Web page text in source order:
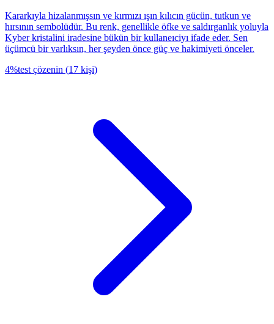
Kararkıyla hizalanmışsın ve kırmızı ışın kılıcın gücün, tutkun ve
hırsının sembolüdür. Bu renk, genellikle öfke ve saldırganlık yoluyla
Kyber kristalini iradesine bükün bir kullaneıciyı ifade eder. Sen
üçümcü bir varlıksın, her şeyden önce güç ve hakimiyeti önceler.
4%test çözenin (17 kişi)